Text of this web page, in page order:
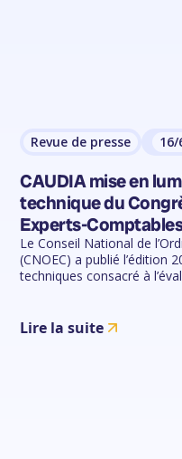
Revue de presse 16/
CAUDIA mise en
technique du
Experts-
Le Conseil National de
(CNOEC) a publié l’édition
techniques consacré à
Lire la suite